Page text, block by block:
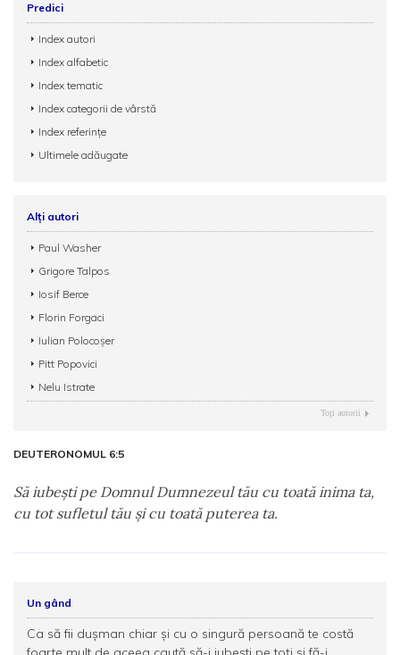
Predici
Index autori
Index alfabetic
Index tematic
Index categorii de vârstă
Index referințe
Ultimele adăugate
Alți autori
Paul Washer
Grigore Talpos
Iosif Berce
Florin Forgaci
Iulian Polocoșer
Pitt Popovici
Nelu Istrate
Toţi autorii
DEUTERONOMUL 6:5
Să iubeşti pe Domnul Dumnezeul tău cu toată inima ta,
cu tot sufletul tău şi cu toată puterea ta.
Un gând
Ca să fii duşman chiar şi cu o singură persoană te costă